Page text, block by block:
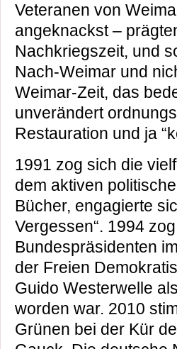
Veteranen von
angeknackst –
Nachkriegszeit, und
Nach-Weimar und
Weimar-Zeit, das
unverändert
Restauration und ja
1991 zog sich die
dem aktiven
Bücher, engagierte
Vergessen“. 1994
Bundespräsidenten
der Freien
Guido Westerwelle
worden war. 2010
Grünen bei der Kür